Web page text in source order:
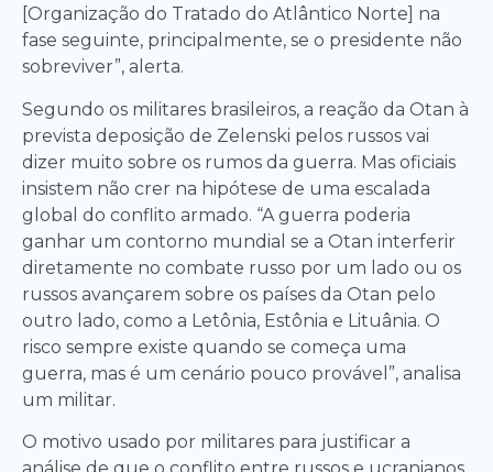
[Organização do Tratado do Atlântico Norte] na
fase seguinte, principalmente, se o presidente não
sobreviver”, alerta.
Segundo os militares brasileiros, a reação da Otan à
prevista deposição de Zelenski pelos russos vai
dizer muito sobre os rumos da guerra. Mas oficiais
insistem não crer na hipótese de uma escalada
global do conflito armado. “A guerra poderia
ganhar um contorno mundial se a Otan interferir
diretamente no combate russo por um lado ou os
russos avançarem sobre os países da Otan pelo
outro lado, como a Letônia, Estônia e Lituânia. O
risco sempre existe quando se começa uma
guerra, mas é um cenário pouco provável”, analisa
um militar.
O motivo usado por militares para justificar a